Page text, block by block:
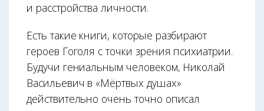
и расстройства личности.
Есть такие книги, которые разбирают
героев Гоголя с точки зрения психиатрии.
Будучи гениальным человеком, Николай
Васильевич в «Мёртвых душах»
действительно очень точно описал